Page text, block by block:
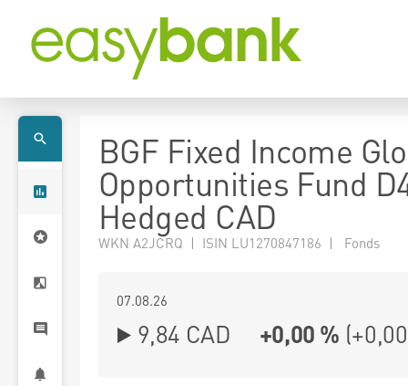
BGF Fixed Income
Opportunities Fund
Hedged CAD
WKN A2JCRQ | ISIN LU1270847186 | Fonds
07.08.26
9,84 CAD +0,00 % (+0,00